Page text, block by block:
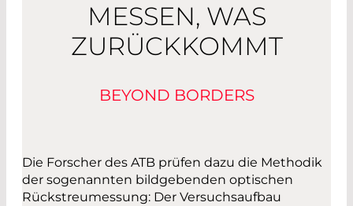
MESSEN, WAS
ZURÜCKKOMMT
BEYOND BORDERS
Die Forscher des ATB prüfen dazu die Methodik
der sogenannten bildgebenden optischen
Rückstreumessung: Der Versuchsaufbau